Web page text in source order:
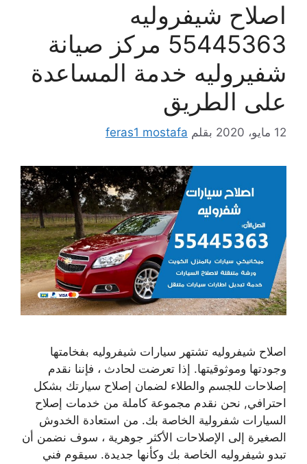
اصلاح شيفروليه
55445363 مركز صيانة
شفيروليه خدمة المساعدة
على الطريق
12 مايو، 2020 بقلم feras1 mostafa
اصلاح شيفروليه تشتهر سيارات شيفروليه بفخامتها
وجودتها وموثوقيتها. إذا تعرضت لحادث ، فإننا نقدم
إصلاحات للجسم والطلاء لضمان إصلاح سيارتك بشكل
احترافي, نحن نقدم مجموعة كاملة من خدمات إصلاح
السيارات شفرولية الخاصة بك. من استعادة الخدوش
الصغيرة إلى الإصلاحات الأكثر جوهرية ، سوف نضمن أن
تبدو شيفروليه الخاصة بك وكأنها جديدة. سيقوم فني